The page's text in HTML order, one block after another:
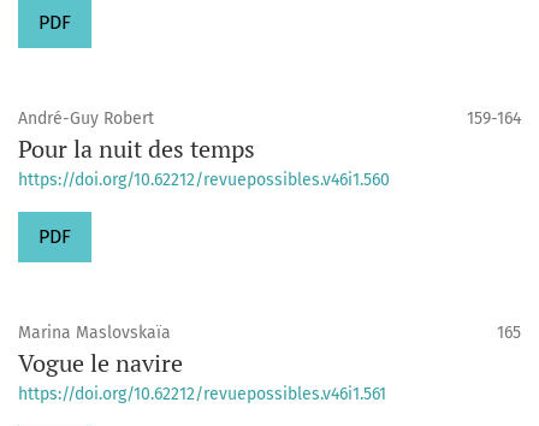
PDF
André-Guy Robert 159-164
Pour la nuit des temps
https://doi.org/10.62212/revuepossibles.v46i1.560
PDF
Marina Maslovskaïa 165
Vogue le navire
https://doi.org/10.62212/revuepossibles.v46i1.561